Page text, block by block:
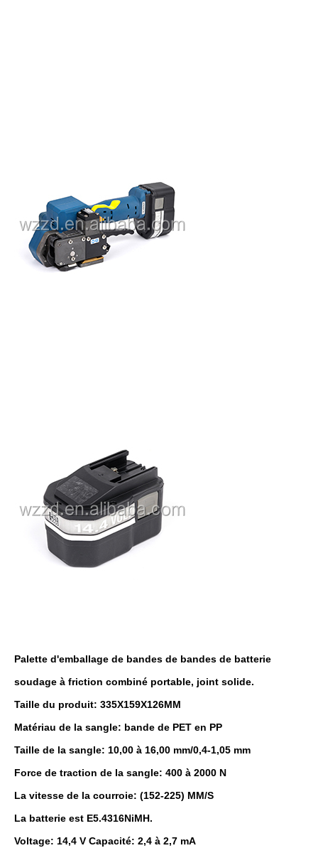
Palette d'emballage de bandes de bandes de batterie
soudage à friction combiné portable, joint solide.
Taille du produit: 335X159X126MM
Matériau de la sangle: bande de PET en PP
Taille de la sangle: 10,00 à 16,00 mm/0,4-1,05 mm
Force de traction de la sangle: 400 à 2000 N
La vitesse de la courroie: (152-225) MM/S
La batterie est E5.4316NiMH.
Voltage: 14,4 V Capacité: 2,4 à 2,7 mA